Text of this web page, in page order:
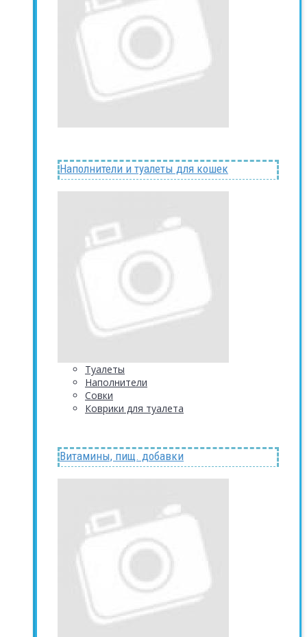
Наполнители и туалеты для кошек
Туалеты
Наполнители
Совки
Коврики для туалета
Витамины, пищ. добавки